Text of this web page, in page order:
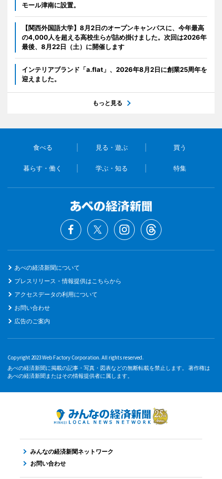
モール津南に設置。
【関西外国語大学】8月2日のオープンキャンパスに、今年最高
の4,000人を超える高校生らが詰め掛けました。次回は2026年
最後、8月22日（土）に開催します
インテリアブランド「a.flat」、2026年8月2日に創業25周年を
迎えました。
もっと見る
食べる 見る・遊ぶ 買う
暮らす・働く 学ぶ・知る 特集
あべの経済新聞について
プレスリリース・情報提供はこちらから
アクセスデータの利用について
お問い合わせ
広告のご案内
Copyright 2023 Web Factory Corporation. All rights reserved.
あべの経済新聞に掲載の記事・写真・図表などの無断転載を禁止します。 著作権は
あべの経済新聞またはその情報提供者に属します。
みんなの経済新聞ネットワーク
お問い合わせ